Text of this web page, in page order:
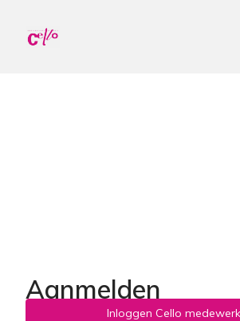
hoofdinhoud
Aanmelden
Inloggen Cello